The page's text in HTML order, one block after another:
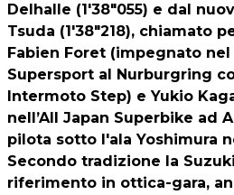
Delhalle (1'38"055) e dal
Tsuda (1'38"218), chiamato
Fabien Foret (impegnato
Supersport al Nurburgring
Intermoto Step) e Yukio
nell’All Japan Superbike ad
pilota sotto l'ala Yoshimura
Secondo tradizione la
riferimento in ottica-gara,